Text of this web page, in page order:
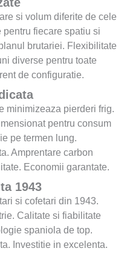
si volum diferite de cele
fiecare spatiu si
brutariei. Flexibilitate
diverse pentru toate
de configuratie.
minimizeaza pierderi frig.
pentru consum
pe termen lung.
Amprentare carbon
Economii garantate.
1943
si cofetari din 1943.
Calitate si fiabilitate
spaniola de top.
Investitie in excelenta.